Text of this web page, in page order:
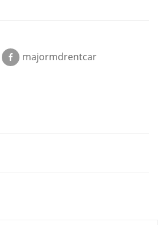
majormdrentcar